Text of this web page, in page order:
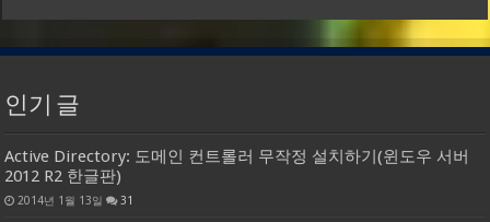
인기 글
Active Directory: 도메인 컨트롤러 무작정 설치하기(윈도우 서버
2012 R2 한글판)
2014년 1월 13일 31